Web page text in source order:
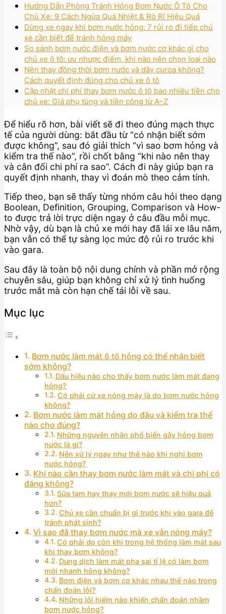
Hướng Dẫn Phòng Tránh Hỏng Bơm Nước Ô Tô Cho
Chủ Xe: 9 Cách Ngừa Quá Nhiệt & Rò Rỉ Hiệu Quả
Dừng xe ngay khi bơm nước hỏng: 7 rủi ro đi tiếp chủ
xe cần biết để tránh hỏng máy
So sánh bơm nước điện và bơm nước cơ khác gì cho
chủ xe ô tô: ưu nhược điểm, khi nào nên chọn loại nào
Nên thay đồng thời bơm nước và dây curoa không?
Cách quyết định đúng cho chủ xe ô tô
Cập nhật chi phí thay bơm nước ô tô bao nhiêu tiền cho
chủ xe: Giá phụ tùng và tiền công từ A–Z
Để hiểu rõ hơn, bài viết sẽ đi theo đúng mạch thực
tế của người dùng: bắt đầu từ “có nhận biết sớm
được không”, sau đó giải thích “vì sao bơm hỏng và
kiểm tra thế nào”, rồi chốt bằng “khi nào nên thay
và cân đối chi phí ra sao”. Cách đi này giúp bạn ra
quyết định nhanh, thay vì đoán mò theo cảm tính.
Tiếp theo, bạn sẽ thấy từng nhóm câu hỏi theo dạng
Boolean, Definition, Grouping, Comparison và How-
to được trả lời trực diện ngay ở câu đầu mỗi mục.
Nhờ vậy, dù bạn là chủ xe mới hay đã lái xe lâu năm,
bạn vẫn có thể tự sàng lọc mức độ rủi ro trước khi
vào gara.
Sau đây là toàn bộ nội dung chính và phần mở rộng
chuyên sâu, giúp bạn không chỉ xử lý tình huống
trước mắt mà còn hạn chế tái lỗi về sau.
Mục lục
Bơm nước làm mát ô tô hỏng có thể nhận biết
sớm không?
Dấu hiệu nào cho thấy bơm nước làm mát đang
hỏng?
Có phải cứ xe nóng máy là do bơm nước hỏng
không?
Bơm nước làm mát hỏng do đâu và kiểm tra thế
nào cho đúng?
Những nguyên nhân phổ biến gây hỏng bơm
nước là gì?
Nên xử lý ngay như thế nào khi nghi bơm
nước hỏng?
Khi nào cần thay bơm nước làm mát và chi phí có
đáng không?
Sửa tạm hay thay mới bơm nước sẽ hiệu quả
hơn?
Chủ xe cần chuẩn bị gì trước khi vào gara để
tránh phát sinh?
Vì sao đã thay bơm nước mà xe vẫn nóng máy?
Có phải do còn khí trong hệ thống làm mát sau
khi thay bơm không?
Dung dịch làm mát pha sai tỉ lệ có làm bơm
mới nhanh hỏng không?
Bơm điện và bơm cơ khác nhau thế nào trong
chẩn đoán lỗi?
Những lỗi hiếm nào khiến chẩn đoán nhầm
bơm nước hỏng?